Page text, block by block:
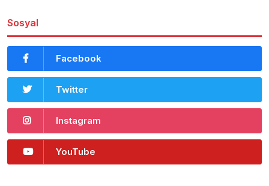
Sosyal
Facebook
Twitter
Instagram
YouTube